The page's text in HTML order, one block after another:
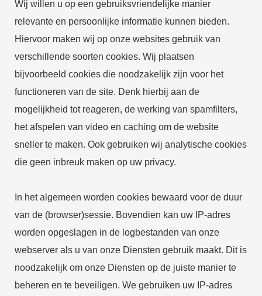
Wij willen u op een gebruiksvriendelijke manier
relevante en persoonlijke informatie kunnen bieden.
Hiervoor maken wij op onze websites gebruik van
verschillende soorten cookies. Wij plaatsen
bijvoorbeeld cookies die noodzakelijk zijn voor het
functioneren van de site. Denk hierbij aan de
mogelijkheid tot reageren, de werking van spamfilters,
het afspelen van video en caching om de website
sneller te maken. Ook gebruiken wij analytische cookies
die geen inbreuk maken op uw privacy.
In het algemeen worden cookies bewaard voor de duur
van de (browser)sessie. Bovendien kan uw IP-adres
worden opgeslagen in de logbestanden van onze
webserver als u van onze Diensten gebruik maakt. Dit is
noodzakelijk om onze Diensten op de juiste manier te
beheren en te beveiligen. We gebruiken uw IP-adres